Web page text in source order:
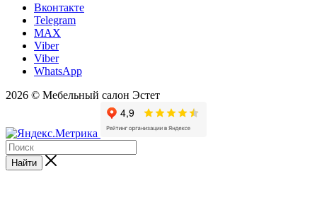
Вконтакте
Telegram
MAX
Viber
Viber
WhatsApp
2026 © Мебельный салон Эстет
Найти